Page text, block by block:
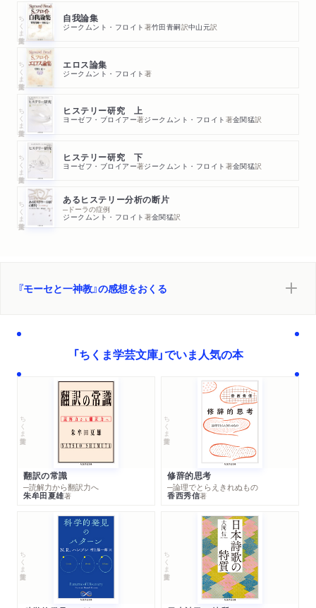
ちくま学芸文庫 自我論集
ジークムント・フロイト 著竹田青嗣訳中山元訳
ちくま学芸文庫 エロス論集
ジークムント・フロイト 著
ちくま学芸文庫 ヒステリー研究 上
ヨーゼフ・ブロイアー著ジークムント・フロイト 著金関猛訳
ちくま学芸文庫 ヒステリー研究 下
ヨーゼフ・ブロイアー著ジークムント・フロイト 著金関猛訳
ちくま学芸文庫 あるヒステリー分析の断片
─ドーラの症例
ジークムント・フロイト 著金関猛訳
『モーセと一神教』の感想をおくる
「ちくま学芸文庫」でいま人気の本
ちくま学芸文庫
翻訳の常識
─読解力から翻訳力へ
朱牟田夏雄著
ちくま学芸文庫
修辞的思考
─論理でとらえきれぬもの
香西秀信著
ちくま学芸文庫 ちくま学芸文庫